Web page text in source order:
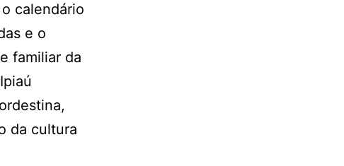
calendário
e o
familiar da
da cultura